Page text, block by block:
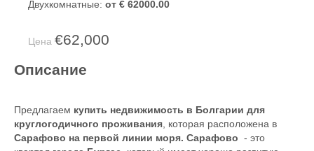
Двухкомнатные: от € 62000.00
Цена €62,000
Описание
Предлагаем купить недвижимость в Болгарии для
круглогодичного проживания, которая расположена в
Сарафово на первой линии моря. Сарафово - это